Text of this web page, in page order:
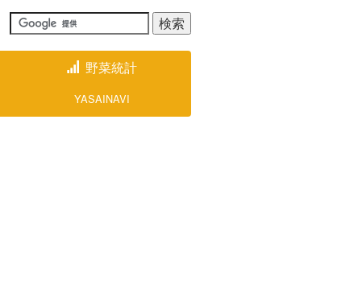
野菜統計
YASAINAVI